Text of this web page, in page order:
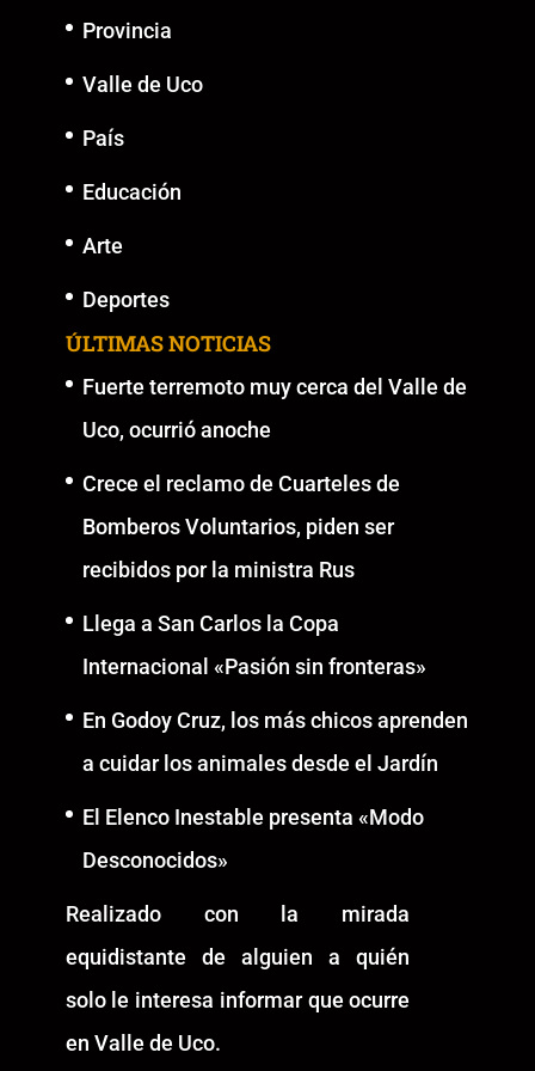
Provincia
Valle de Uco
País
Educación
Arte
Deportes
ÚLTIMAS NOTICIAS
Fuerte terremoto muy cerca del Valle de
Uco, ocurrió anoche
Crece el reclamo de Cuarteles de
Bomberos Voluntarios, piden ser
recibidos por la ministra Rus
Llega a San Carlos la Copa
Internacional «Pasión sin fronteras»
En Godoy Cruz, los más chicos aprenden
a cuidar los animales desde el Jardín
El Elenco Inestable presenta «Modo
Desconocidos»
Realizado con la mirada
equidistante de alguien a quién
solo le interesa informar que ocurre
en Valle de Uco.